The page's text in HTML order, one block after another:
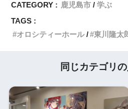
CATEGORY : 鹿児島市
学ぶ
TAGS :
オロシティーホール
東川隆太
同じカテゴリ